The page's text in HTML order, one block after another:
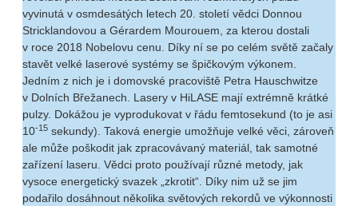
vyvinutá v osmdesátých letech 20. století vědci Donnou
Stricklandovou a Gérardem Mourouem, za kterou dostali
v roce 2018 Nobelovu cenu. Díky ní se po celém světě začaly
stavět velké laserové systémy se špičkovým výkonem.
Jedním z nich je i domovské pracoviště Petra Hauschwitze
v Dolních Břežanech. Lasery v HiLASE mají extrémně krátké
pulzy. Dokážou je vyprodukovat v řádu femtosekund (to je asi
10-15 sekundy). Taková energie umožňuje velké věci, zároveň
ale může poškodit jak zpracovávaný materiál, tak samotné
zařízení laseru. Vědci proto používají různé metody, jak
vysoce energetický svazek „zkrotit“. Díky nim už se jim
podařilo dosáhnout několika světových rekordů ve výkonnosti